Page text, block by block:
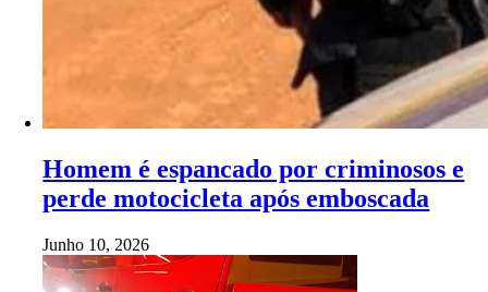
Homem é espancado por criminosos e
perde motocicleta após emboscada
Junho 10, 2026